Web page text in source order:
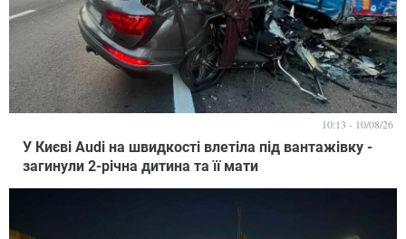
У Києві Audi на швидкості влетіла під вантажівку -
загинули 2-річна дитина та її мати
10:13 - 10/08/26